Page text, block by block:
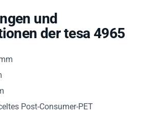
und
der tesa 4965
Post-Consumer-PET